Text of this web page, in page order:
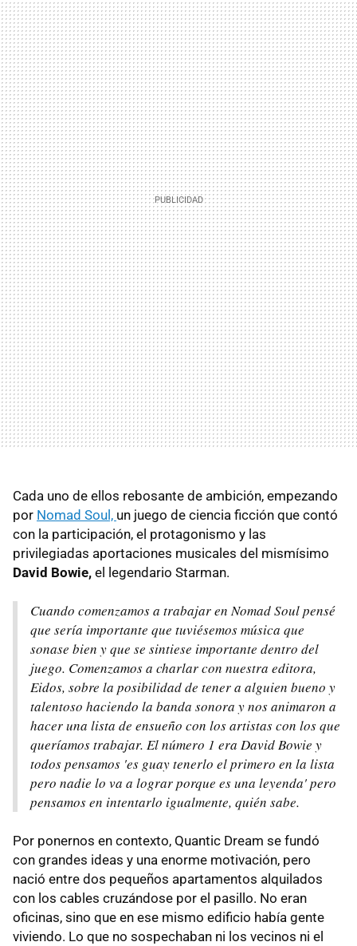
Cada uno de ellos rebosante de ambición, empezando
por Nomad Soul, un juego de ciencia ficción que contó
con la participación, el protagonismo y las
privilegiadas aportaciones musicales del mismísimo
David Bowie, el legendario Starman.
Cuando comenzamos a trabajar en Nomad Soul pensé
que sería importante que tuviésemos música que
sonase bien y que se sintiese importante dentro del
juego. Comenzamos a charlar con nuestra editora,
Eidos, sobre la posibilidad de tener a alguien bueno y
talentoso haciendo la banda sonora y nos animaron a
hacer una lista de ensueño con los artistas con los que
queríamos trabajar. El número 1 era David Bowie y
todos pensamos 'es guay tenerlo el primero en la lista
pero nadie lo va a lograr porque es una leyenda' pero
pensamos en intentarlo igualmente, quién sabe.
Por ponernos en contexto, Quantic Dream se fundó
con grandes ideas y una enorme motivación, pero
nació entre dos pequeños apartamentos alquilados
con los cables cruzándose por el pasillo. No eran
oficinas, sino que en ese mismo edificio había gente
viviendo. Lo que no sospechaban ni los vecinos ni el